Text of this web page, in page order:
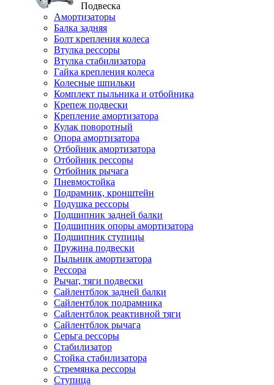
Подвеска
Амортизаторы
Балка задняя
Болт крепления колеса
Втулка рессоры
Втулка стабилизатора
Гайка крепления колеса
Колесные шпильки
Комплект пыльника и отбойника
Крепеж подвески
Крепление амортизатора
Кулак поворотный
Опора амортизатора
Отбойник амортизатора
Отбойник рессоры
Отбойник рычага
Пневмостойка
Подрамник, кронштейн
Подушка рессоры
Подшипник задней балки
Подшипник опоры амортизатора
Подшипник ступицы
Пружина подвески
Пыльник амортизатора
Рессора
Рычаг, тяги подвески
Сайлентблок задней балки
Сайлентблок подрамника
Сайлентблок реактивной тяги
Сайлентблок рычага
Серьга рессоры
Стабилизатор
Стойка стабилизатора
Стремянка рессоры
Ступица